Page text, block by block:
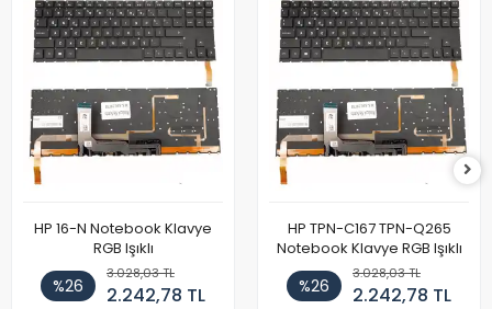
HP 16-N Notebook Klavye
RGB Işıklı
%26
3.028,03 TL
2.242,78 TL
HP TPN-C167 TPN-Q265
Notebook Klavye RGB Işıklı
%26
3.028,03 TL
2.242,78 TL